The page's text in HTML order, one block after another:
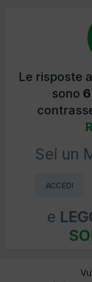
Le risposte
sono 6
Sei un
ACCEDI
e